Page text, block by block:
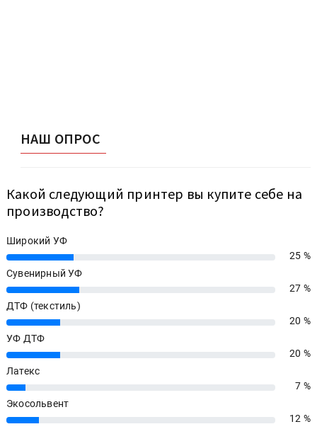
НАШ ОПРОС
Какой следующий принтер вы купите себе на
производство?
Широкий УФ
25%
25 %
Сувенирный УФ
27%
27 %
ДТФ (текстиль)
20%
20 %
УФ ДТФ
20%
20 %
Латекс
7%
7 %
Экосольвент
12%
12 %